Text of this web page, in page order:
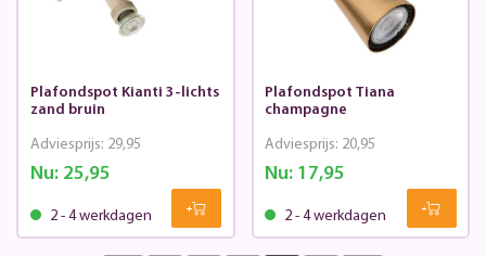
Plafondspot Kianti 3-lichts
zand bruin
Nu:25,95
Adviesprijs: 29,95
2 - 4 werkdagen
Plafondspot Tiana
champagne
Nu: 17,95
Adviesprijs: 20,95
2 - 4 werkdagen